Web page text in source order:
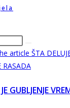
GUBLJENJE